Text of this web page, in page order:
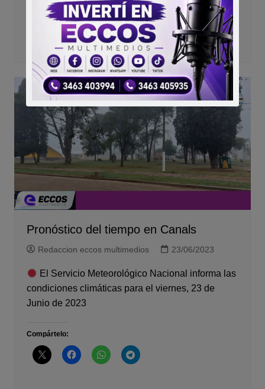
Compártelo:
Pronóstico del tiempo en Canals
Redaccion eccos multimedios 23/06/2023
El Servicio Meteorológico Nacional informa las
condiciones climáticas para el viernes, 23 de
Junio de 2023
Compártelo: